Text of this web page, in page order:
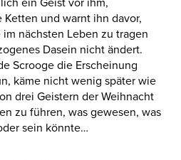
und warnt ihn davor,
nächsten Leben zu tragen
Dasein nicht ändert.
Scrooge die Erscheinung
käme nicht wenig später wie
drei Geistern der Weihnacht
zu führen, was gewesen, was
sein könnte…